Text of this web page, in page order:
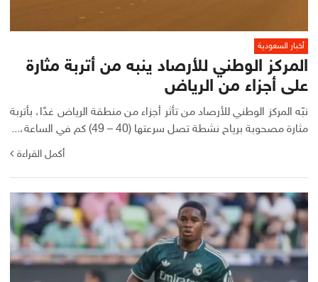
أخبار السعودية
المركز الوطني للأرصاد ينبه من أتربة مثارة
على أجزاء من الرياض
نبّه المركز الوطني للأرصاد من تأثر أجزاء من منطقة الرياض غدًا، بأتربة
مثارة مصحوبة برياح نشطة تصل سرعتها (40 – 49) كم في الساعة،...
أكمل القراءة